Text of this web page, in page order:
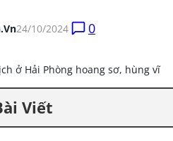
24/10/2024 0
Viết